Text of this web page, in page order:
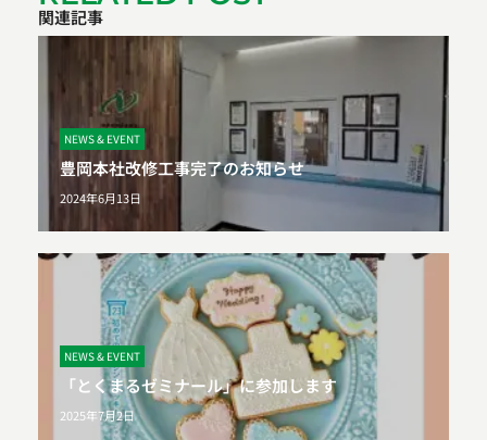
関連記事
NEWS & EVENT
豊岡本社改修工事完了のお知らせ
2024年6月13日
NEWS & EVENT
「とくまるゼミナール」に参加します
2025年7月2日